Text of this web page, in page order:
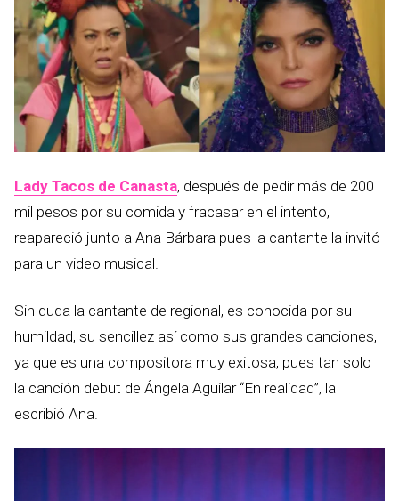
Lady Tacos de Canasta, después de pedir más de 200
mil pesos por su comida y fracasar en el intento,
reapareció junto a Ana Bárbara pues la cantante la invitó
para un video musical.
Sin duda la cantante de regional, es conocida por su
humildad, su sencillez así como sus grandes canciones,
ya que es una compositora muy exitosa, pues tan solo
la canción debut de Ángela Aguilar “En realidad”, la
escribió Ana.